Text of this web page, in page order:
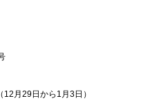
月29日から1月3日）